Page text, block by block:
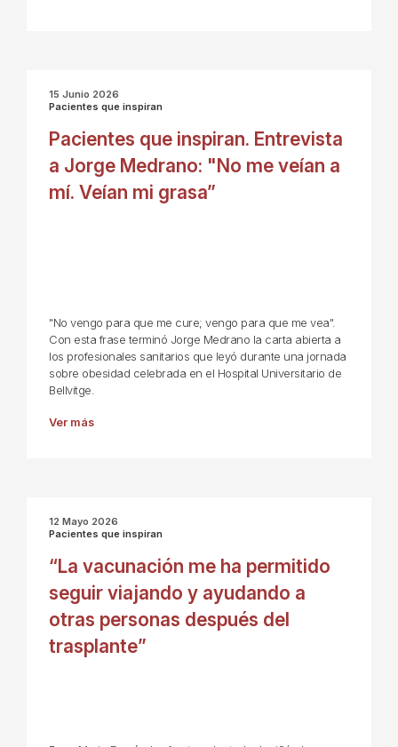
15 Junio 2026
Pacientes que inspiran
Pacientes que inspiran. Entrevista
a Jorge Medrano: "No me veían a
mí. Veían mi grasa”
"No vengo para que me cure; vengo para que me vea".
Con esta frase terminó Jorge Medrano la carta abierta a
los profesionales sanitarios que leyó durante una jornada
sobre obesidad celebrada en el Hospital Universitario de
Bellvitge.
Ver más
12 Mayo 2026
Pacientes que inspiran
“La vacunación me ha permitido
seguir viajando y ayudando a
otras personas después del
trasplante”